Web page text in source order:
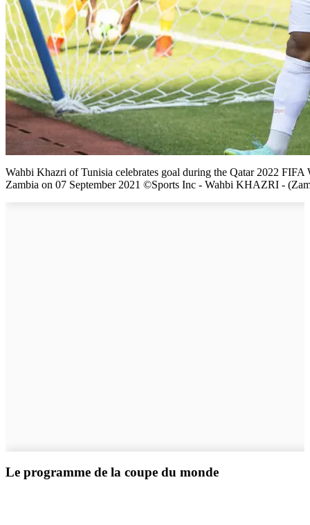
Wahbi Khazri of Tunisia celebrates goal during the Qatar 2022
Zambia on 07 September 2021 ©Sports Inc - Wahbi KHAZRI -
Le programme de la coupe du monde